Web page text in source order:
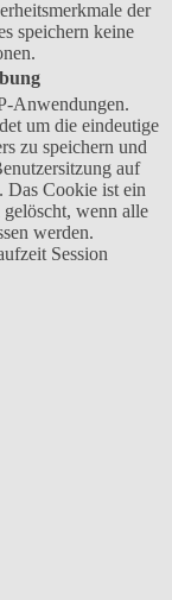
der
speichern keine
Anwendungen.
um die eindeutige
zu speichern und
auf
Das Cookie ist ein
wenn alle
werden.
Session